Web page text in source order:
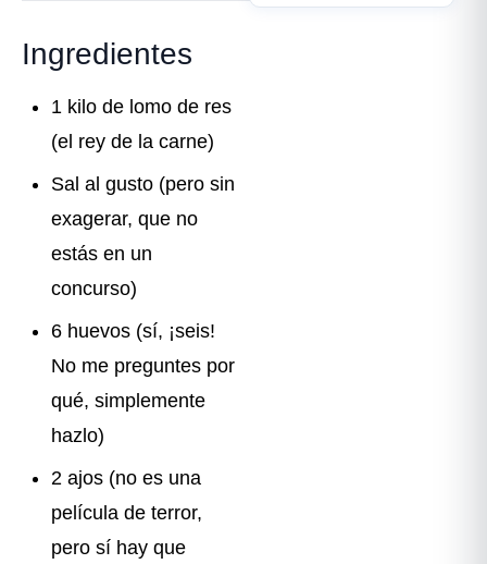
Ingredientes
1 kilo de lomo de res
(el rey de la carne)
Sal al gusto (pero sin
exagerar, que no
estás en un
concurso)
6 huevos (sí, ¡seis!
No me preguntes por
qué, simplemente
hazlo)
2 ajos (no es una
película de terror,
pero sí hay que